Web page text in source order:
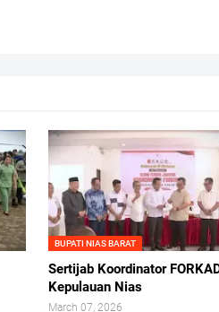
BUPATI NIAS BARAT
Sertijab Koordinator
Kepulauan Nias
March 07, 2026